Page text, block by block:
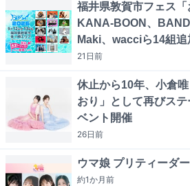
福井県敦賀市フェス
KANA-BOON、
Maki、wacciら14組追
21日前
休止から10年、小倉
おり」として再びス
ベント開催
26日前
ウマ娘 プリティーダ
約1か月前